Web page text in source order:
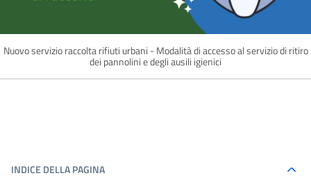
Nuovo servizio raccolta rifiuti urbani - Modalità di accesso al servizio di ritiro
dei pannolini e degli ausili igienici
INDICE DELLA PAGINA